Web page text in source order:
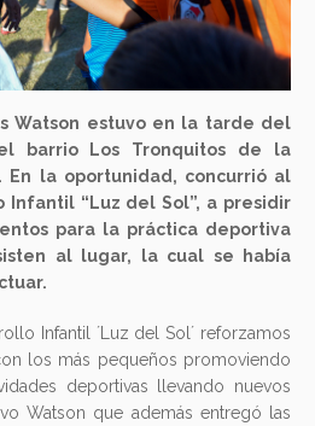
Watson estuvo en la tarde del
barrio Los Tronquitos de la
En la oportunidad, concurrió al
Infantil “Luz del Sol”, a presidir
para la práctica deportiva
al lugar, la cual se había
Infantil ´Luz del Sol´ reforzamos
los más pequeños promoviendo
deportivas llevando nuevos
Watson que además entregó las